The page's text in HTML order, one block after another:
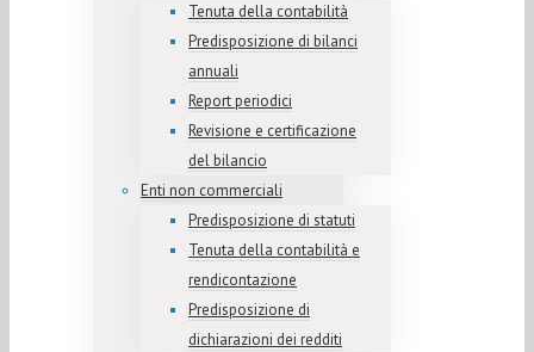
Tenuta della contabilità
Predisposizione di bilanci
annuali
Report periodici
Revisione e certificazione
del bilancio
Enti non commerciali
Predisposizione di statuti
Tenuta della contabilità e
rendicontazione
Predisposizione di
dichiarazioni dei redditi